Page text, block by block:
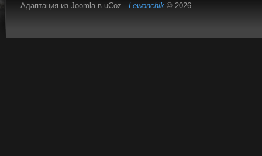
Адаптация из Joomla в uCoz - Lewonchik © 2026